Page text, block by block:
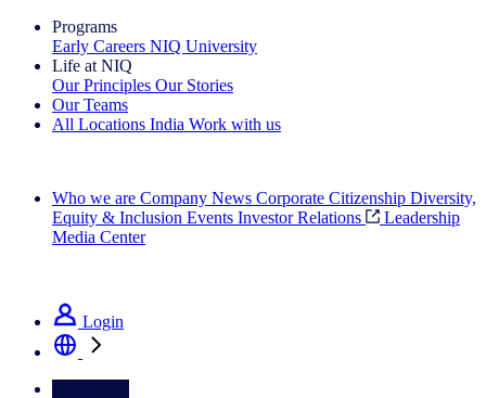
Programs
Early Careers NIQ University
Life at NIQ
Our Principles Our Stories
Our Teams
All Locations India Work with us
Who we are Company News Corporate Citizenship Diversity,
Equity & Inclusion Events Investor Relations
Leadership
Media Center
Login